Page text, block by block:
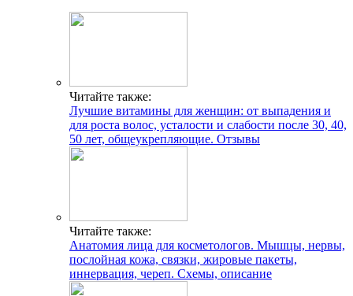
Читайте также:
Лучшие витамины для женщин: от выпадения и
для роста волос, усталости и слабости после 30, 40,
50 лет, общеукрепляющие. Отзывы
Читайте также:
Анатомия лица для косметологов. Мышцы, нервы,
послойная кожа, связки, жировые пакеты,
иннервация, череп. Схемы, описание